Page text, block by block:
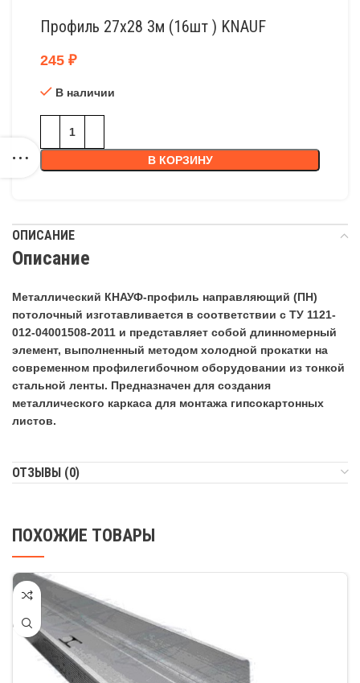
Профиль 27х28 3м (16шт ) KNAUF
245 ₽
В наличии
В КОРЗИНУ
ОПИСАНИЕ
Описание
Металлический КНАУФ-профиль направляющий (ПН)
потолочный изготавливается в соответствии с ТУ 1121-
012-04001508-2011 и представляет собой длинномерный
элемент, выполненный методом холодной прокатки на
современном профилегибочном оборудовании из тонкой
стальной ленты. Предназначен для создания
металлического каркаса для монтажа гипсокартонных
листов.
ОТЗЫВЫ (0)
ПОХОЖИЕ ТОВАРЫ